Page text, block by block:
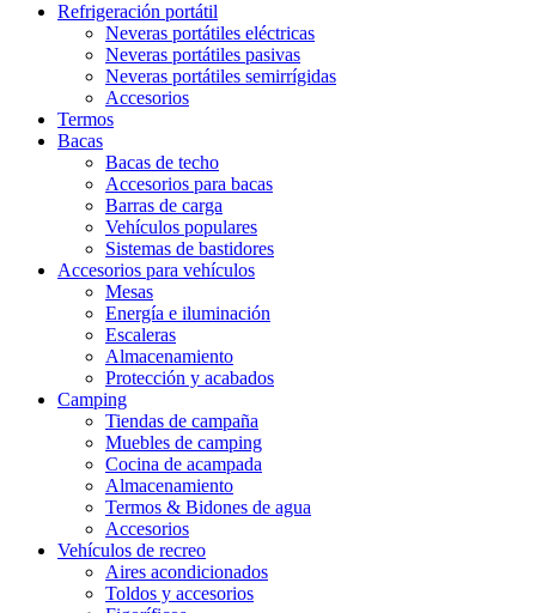
Refrigeración portátil
Neveras portátiles eléctricas
Neveras portátiles pasivas
Neveras portátiles semirrígidas
Accesorios
Termos
Bacas
Bacas de techo
Accesorios para bacas
Barras de carga
Vehículos populares
Sistemas de bastidores
Accesorios para vehículos
Mesas
Energía e iluminación
Escaleras
Almacenamiento
Protección y acabados
Camping
Tiendas de campaña
Muebles de camping
Cocina de acampada
Almacenamiento
Termos & Bidones de agua
Accesorios
Vehículos de recreo
Aires acondicionados
Toldos y accesorios